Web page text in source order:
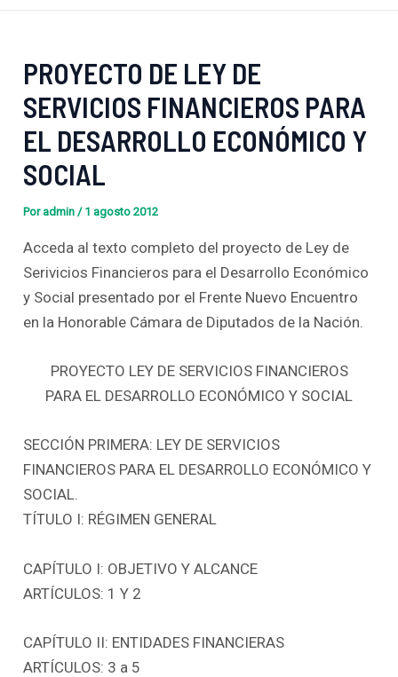
PROYECTO DE LEY DE
SERVICIOS FINANCIEROS PARA
EL DESARROLLO ECONÓMICO Y
SOCIAL
Por admin/ 1 agosto 2012
Acceda al texto completo del proyecto de Ley de
Serivicios Financieros para el Desarrollo Económico
y Social presentado por el Frente Nuevo Encuentro
en la Honorable Cámara de Diputados de la Nación.
PROYECTO LEY DE SERVICIOS FINANCIEROS
PARA EL DESARROLLO ECONÓMICO Y SOCIAL
SECCIÓN PRIMERA: LEY DE SERVICIOS
FINANCIEROS PARA EL DESARROLLO ECONÓMICO Y
SOCIAL.
TÍTULO I: RÉGIMEN GENERAL
CAPÍTULO I: OBJETIVO Y ALCANCE
ARTÍCULOS: 1 Y 2
CAPÍTULO II: ENTIDADES FINANCIERAS
ARTÍCULOS: 3 a 5